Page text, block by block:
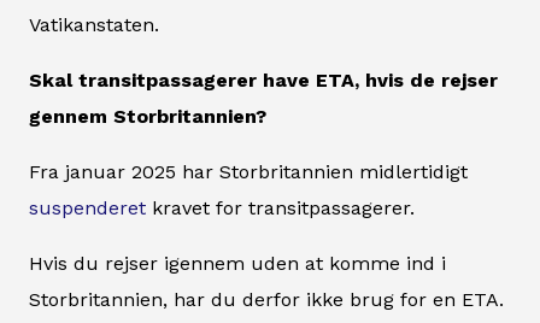
Vatikanstaten.
Skal transitpassagerer have ETA, hvis de rejser
gennem Storbritannien?
Fra januar 2025 har Storbritannien midlertidigt
suspenderet kravet for transitpassagerer.
Hvis du rejser igennem uden at komme ind i
Storbritannien, har du derfor ikke brug for en ETA.